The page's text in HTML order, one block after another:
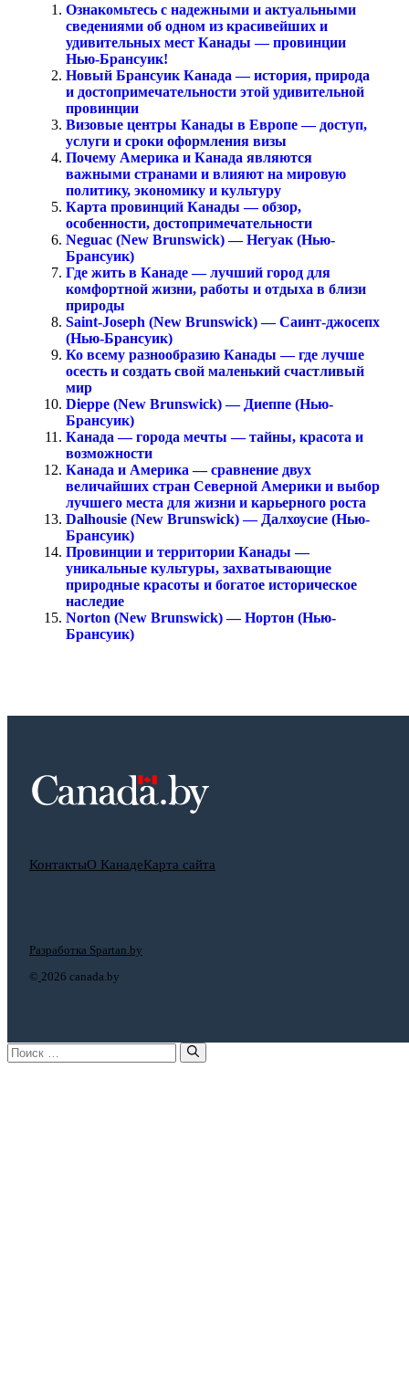
Ознакомьтесь с надежными и актуальными
сведениями об одном из красивейших и
удивительных мест Канады — провинции
Нью-Брансуик!
Новый Брансуик Канада — история, природа
и достопримечательности этой удивительной
провинции
Визовые центры Канады в Европе — доступ,
услуги и сроки оформления визы
Почему Америка и Канада являются
важными странами и влияют на мировую
политику, экономику и культуру
Карта провинций Канады — обзор,
особенности, достопримечательности
Neguac (New Brunswick) — Негуак (Нью-
Брансуик)
Где жить в Канаде — лучший город для
комфортной жизни, работы и отдыха в близи
природы
Saint-Joseph (New Brunswick) — Саинт-джосепх
(Нью-Брансуик)
Ко всему разнообразию Канады — где лучше
осесть и создать свой маленький счастливый
мир
Dieppe (New Brunswick) — Диеппе (Нью-
Брансуик)
Канада — города мечты — тайны, красота и
возможности
Канада и Америка — сравнение двух
величайших стран Северной Америки и выбор
лучшего места для жизни и карьерного роста
Dalhousie (New Brunswick) — Далхоусие (Нью-
Брансуик)
Провинции и территории Канады —
уникальные культуры, захватывающие
природные красоты и богатое историческое
наследие
Norton (New Brunswick) — Нортон (Нью-
Брансуик)
КонтактыО КанадеКарта сайта
© 2026 canada.by
Разработка Spartan.by
Поиск: